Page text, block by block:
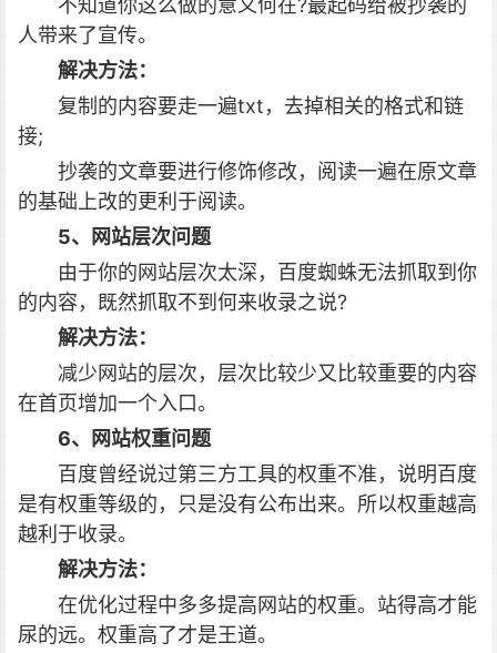
不知道你这么做的意义何在?最起码给被抄袭的
人带来了宣传。
解决方法：
复制的内容要走一遍txt，去掉相关的格式和链
接;
抄袭的文章要进行修饰修改，阅读一遍在原文章
的基础上改的更利于阅读。
5、网站层次问题
由于你的网站层次太深，百度蜘蛛无法抓取到你
的内容，既然抓取不到何来收录之说?
解决方法：
减少网站的层次，层次比较少又比较重要的内容
在首页增加一个入口。
6、网站权重问题
百度曾经说过第三方工具的权重不准，说明百度
是有权重等级的，只是没有公布出来。所以权重越高
越利于收录。
解决方法：
在优化过程中多多提高网站的权重。站得高才能
尿的远。权重高了才是王道。